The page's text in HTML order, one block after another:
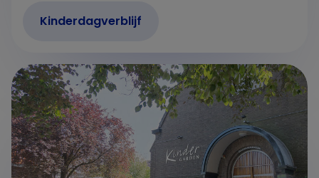
Kinderdagverblijf